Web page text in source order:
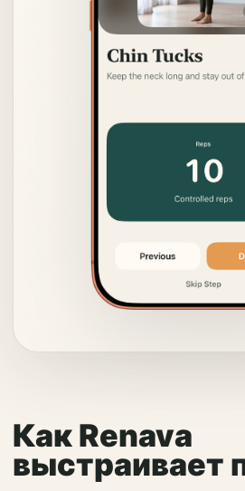
Как Renava
выстраивает